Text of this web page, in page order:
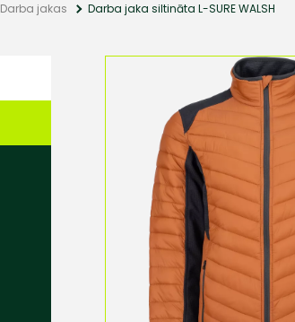
Darba jakas Darba jaka siltināta L-SURE WALSH